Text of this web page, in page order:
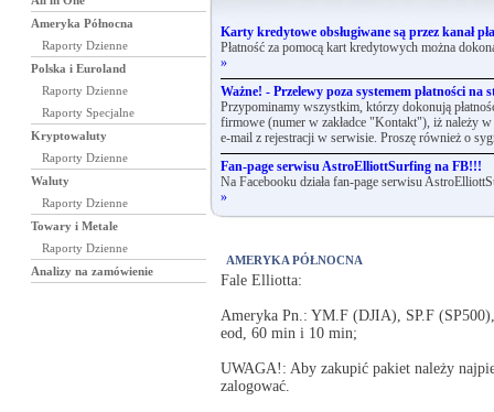
Ameryka Północna
Raporty Dzienne
Polska i Euroland
Raporty Dzienne
Raporty Specjalne
Kryptowaluty
Raporty Dzienne
Waluty
Raporty Dzienne
Towary i Metale
Raporty Dzienne
Analizy na zamówienie
Karty kredytowe obsługiwane są przez kanał
Płatność za pomocą kart kredytowych można
»
Ważne! - Przelewy poza systemem płatności na
Przypominamy wszystkim, którzy dokonują
firmowe (numer w zakładce "Kontakt"), iż należy
e-mail z rejestracji w serwisie. Proszę również o
Fan-page serwisu AstroElliottSurfing na FB!!!
Na Facebooku działa fan-page serwisu
»
AMERYKA PÓŁNOCNA
Fale Elliotta:
Ameryka Pn.: YM.F (DJIA), SP.F
eod, 60 min i 10 min;
UWAGA!: Aby zakupić pakiet należy
zalogować.